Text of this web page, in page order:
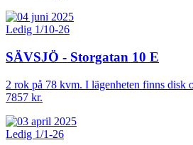
Ledig 1/10-26
SÄVSJÖ - Storgatan 10 E
2 rok på 78 kvm. I lägenheten finns disk
7857 kr.
Ledig 1/1-26